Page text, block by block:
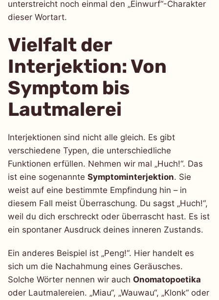
unterstreicht noch einmal den „Einwurf“-Charakter
dieser Wortart.
Vielfalt der
Interjektion: Von
Symptom bis
Lautmalerei
Interjektionen sind nicht alle gleich. Es gibt
verschiedene Typen, die unterschiedliche
Funktionen erfüllen. Nehmen wir mal „Huch!“. Das
ist eine sogenannte Symptominterjektion. Sie
weist auf eine bestimmte Empfindung hin – in
diesem Fall meist Überraschung. Du sagst „Huch!“,
weil du dich erschreckt oder überrascht hast. Es ist
ein spontaner Ausdruck deines inneren Zustands.
Ein anderes Beispiel ist „Peng!“. Hier handelt es
sich um die Nachahmung eines Geräusches.
Solche Wörter nennen wir auch Onomatopoetika
oder Lautmalereien. „Miau“, „Wauwau“, „Klonk“ oder